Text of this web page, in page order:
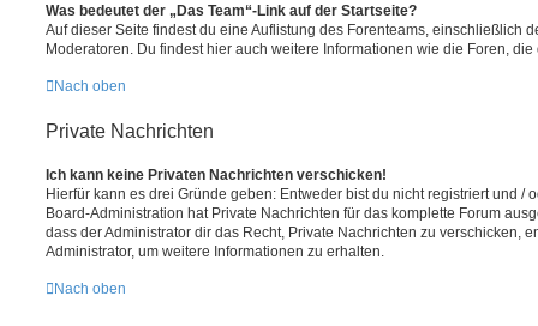
Was bedeutet der „Das Team“-Link auf der Startseite?
Auf dieser Seite findest du eine Auflistung des Forenteams, einschließlich
Moderatoren. Du findest hier auch weitere Informationen wie die Foren,
Nach oben
Private Nachrichten
Ich kann keine Privaten Nachrichten verschicken!
Hierfür kann es drei Gründe geben: Entweder bist du nicht registriert und /
Board-Administration hat Private Nachrichten für das komplette Forum
dass der Administrator dir das Recht, Private Nachrichten zu verschicken,
Administrator, um weitere Informationen zu erhalten.
Nach oben